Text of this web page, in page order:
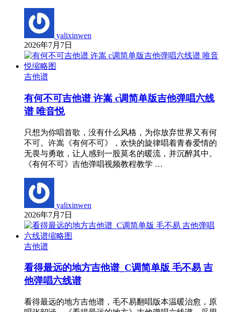
yalixinwen
2026年7月7日
吉他谱
有何不可吉他谱 许嵩 c调简单版吉他弹唱六线
谱 唯音悦
只想为你唱首歌，没有什么风格，为你放弃世界又有何
不可。许嵩《有何不可》，欢快的旋律唱着青春爱情的
无畏与勇敢，让人感到一股莫名的暖流，并沉醉其中。
《有何不可》吉他弹唱视频教程教学 …
yalixinwen
2026年7月7日
吉他谱
看得最远的地方吉他谱_C调简单版 毛不易 吉
他弹唱六线谱
看得最远的地方吉他谱，毛不易翻唱版本温暖治愈，原